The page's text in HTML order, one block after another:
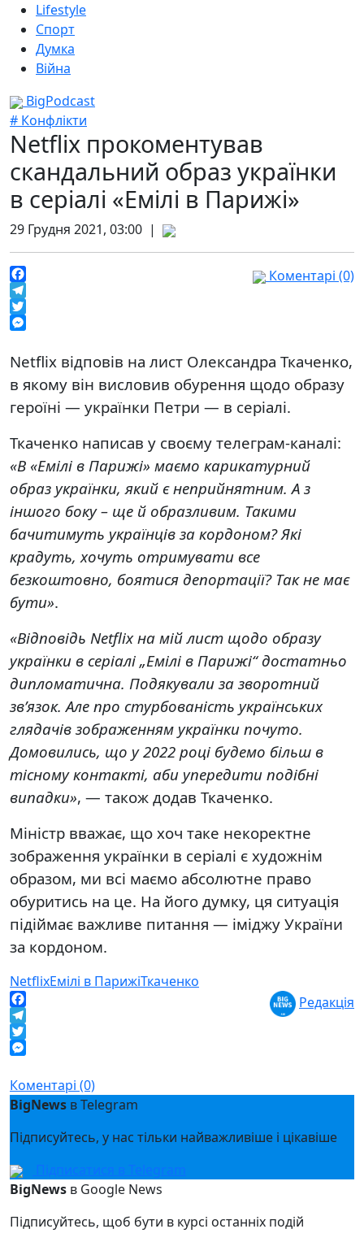
Lifestyle
Спорт
Думка
Війна
BigPodcast
# Конфлікти
Netflix прокоментував
скандальний образ українки
в серіалі «Емілі в Парижі»
29 Грудня 2021, 03:00 |
Facebook
Telegram
Twitter
Коментарі (0)
Netflix відповів на лист Олександра Ткаченко,
в якому він висловив обурення щодо образу
героїні — українки Петри — в серіалі.
Ткаченко написав у своєму телеграм-каналі:
«В «Емілі в Парижі» маємо карикатурний
образ українки, який є неприйнятним. А з
іншого боку – ще й образливим. Такими
бачитимуть українців за кордоном? Які
крадуть, хочуть отримувати все
безкоштовно, боятися депортації? Так не має
бути».
«Відповідь Netflix на мій лист щодо образу
українки в серіалі „Емілі в Парижі“ достатньо
дипломатична. Подякували за зворотний
зв’язок. Але про стурбованість українських
глядачів зображенням українки почуто.
Домовились, що у 2022 році будемо більш в
тісному контакті, аби упередити подібні
випадки», — також додав Ткаченко.
Міністр вважає, що хоч таке некоректне
зображення українки в серіалі є художнім
образом, ми всі маємо абсолютне право
обуритись на це. На його думку, ця ситуація
підіймає важливе питання — іміджу України
за кордоном.
NetflixЕмілі в ПарижіТкаченко
Facebook
Telegram
Twitter
Редакція
Коментарі (0)
BigNews в Telegram
Підписуйтесь, у нас тільки найважливіше і цікавіше
Підписатися в Telegram
BigNews в Google News
Підписуйтесь, щоб бути в курсі останніх подій